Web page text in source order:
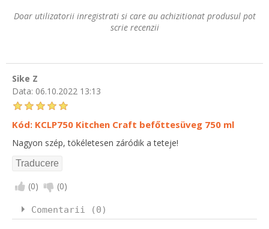
Doar utilizatorii inregistrati si care au achizitionat produsul pot
scrie recenzii
Sike Z
Data: 06.10.2022 13:13
Kód: KCLP750 Kitchen Craft befőttesüveg 750 ml
Nagyon szép, tökéletesen záródik a teteje!
(0) (0)
Comentarii (0)